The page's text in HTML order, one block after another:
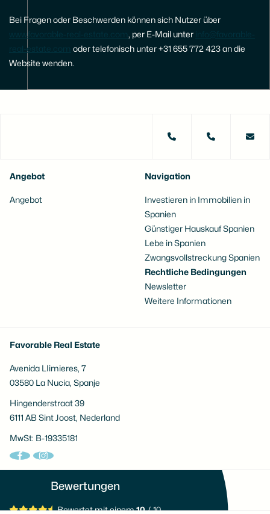
Bei Fragen oder Beschwerden können sich Nutzer über
www.favorable-real-estate.com , per E-Mail unter
info@favorable-
real-estate.com oder telefonisch unter +31 655 772 423 an die
Website wenden.
Bewertungen
Bewertet mit einem10/ 10
Angebot
Angebot
Navigation
Investieren in Immobilien in
Spanien
Günstiger Hauskauf Spanien
Lebe in Spanien
Zwangsvollstreckung Spanien
Rechtliche Bedingungen
Newsletter
Weitere Informationen
Favorable Real Estate
Avenida LIimieres, 7
03580 La Nucia, Spanje
Hingenderstraat 39
6111 AB Sint Joost, Nederland
MwSt: B-19335181